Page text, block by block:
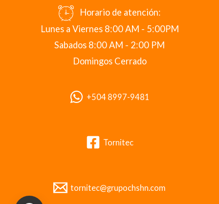
Horario de atención:
Lunes a Viernes 8:00 AM - 5:00PM
Sabados 8:00 AM - 2:00 PM
Domingos Cerrado
+504 8997-9481
Tornitec
tornitec@grupochshn.com